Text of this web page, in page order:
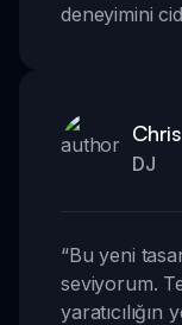
deneyimini
Chris
DJ
“Bu yeni
seviyorum.
yaratıcılığın